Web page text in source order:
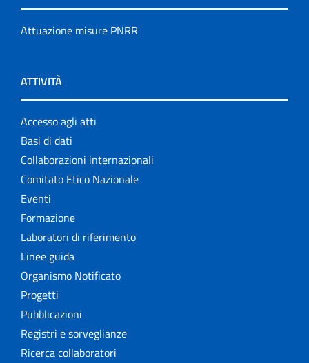
Attuazione misure PNRR
ATTIVITÀ
Accesso agli atti
Basi di dati
Collaborazioni internazionali
Comitato Etico Nazionale
Eventi
Formazione
Laboratori di riferimento
Linee guida
Organismo Notificato
Progetti
Pubblicazioni
Registri e sorveglianze
Ricerca collaboratori